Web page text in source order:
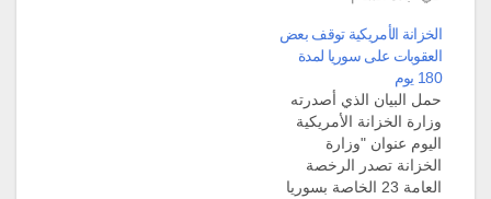
الخزانة الأمريكية توقف بعض
العقوبات على سوريا لمدة
180 يوم
حمل البيان الذي أصدرته
وزارة الخزانة الأمريكية
اليوم عنوان "وزارة
الخزانة تصدر الرخصة
العامة 23 الخاصة بسوريا